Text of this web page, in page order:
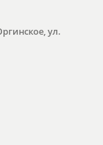
ул.